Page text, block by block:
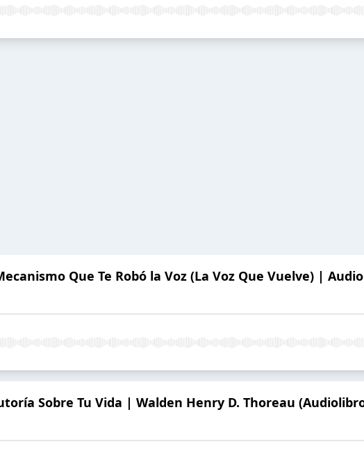
Que Te Robó la Voz (La Voz Que Vuelve) |
Sobre Tu Vida | Walden Henry D. Thoreau